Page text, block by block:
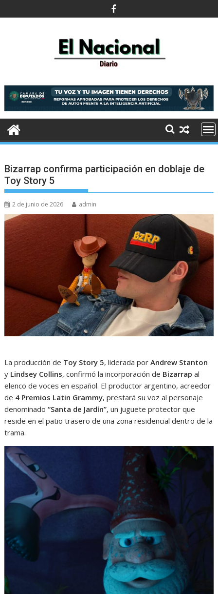
al
Bizarrap confirma participación en doblaje de
Toy Story 5
2 de junio de 2026 admin
La producción de Toy Story 5, liderada porAndrew Stanton
y Lindsey Collins, confirmó la incorporación de Bizarrap al
elenco de voces en español. El productor argentino, acreedor
de 4 Premios Latin Grammy, prestará su voz al personaje
denominado“Santa de Jardín”, un juguete protector que
reside en el patio trasero de una zona residencial dentro de la
trama.